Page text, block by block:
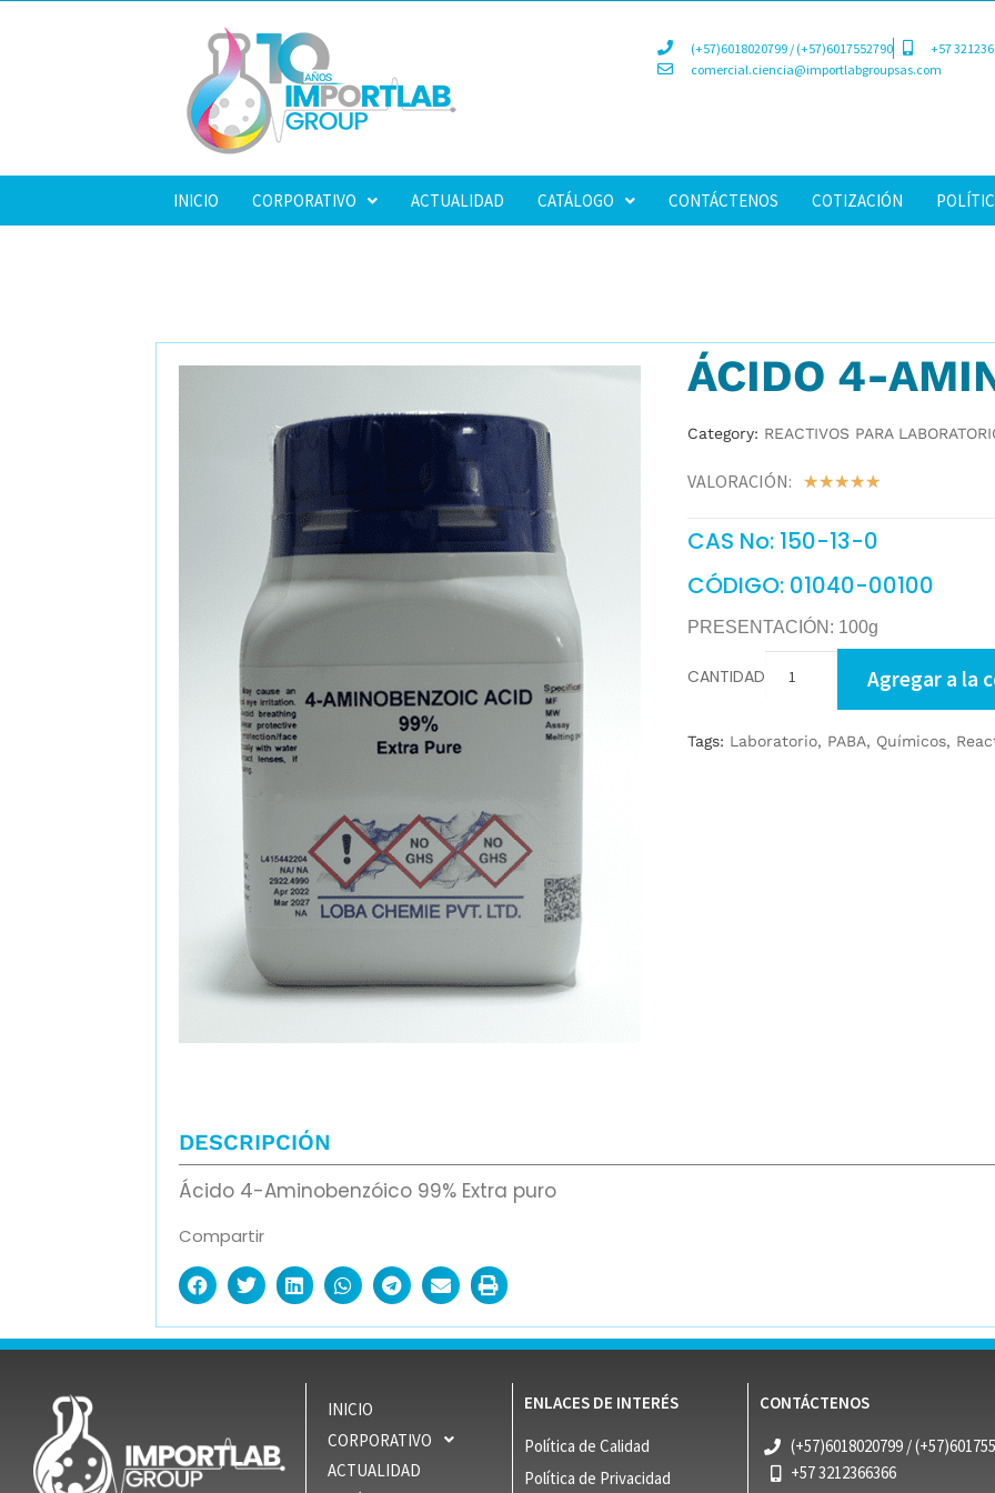
(+57)6018020799 / (+57)6017552790
+57
comercial.ciencia@importlabgroupsas.com
INICIO CORPORATIVO ACTUALIDAD CATÁLOGO CONTÁCTENOS COTIZACIÓN
ÁCIDO 4-
Category: REACTIVOS PARA
VALORACIÓN: ☆☆☆☆☆
CAS No: 150-13-0
CÓDIGO: 01040-00100
PRESENTACIÓN: 100g
CANTIDAD Agregar a la
Tags: Laboratorio, PABA, Químicos,
DESCRIPCIÓN
Ácido 4-Aminobenzóico 99% Extra puro
Compartir
INICIO
CORPORATIVO
ACTUALIDAD
ENLACES DE INTERÉS
Política de Calidad
Política de Privacidad
CONTÁCTENOS
(+57)6018020799 /
+57 3212366366